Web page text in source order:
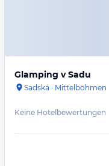
Glamping v Sadu
Sadská · Mittelböhmen
Keine Hotelbewertungen